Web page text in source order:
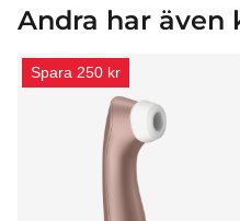
Andra har även
Spara 250 kr